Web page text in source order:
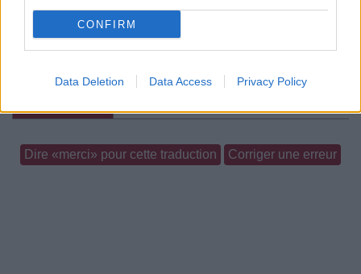
CONFIRM
Data Deletion Data Access Privacy Policy
Paroles + Traduction Téléchargement
Vidéos
Dire «merci» pour cette traduction Corriger une erreur